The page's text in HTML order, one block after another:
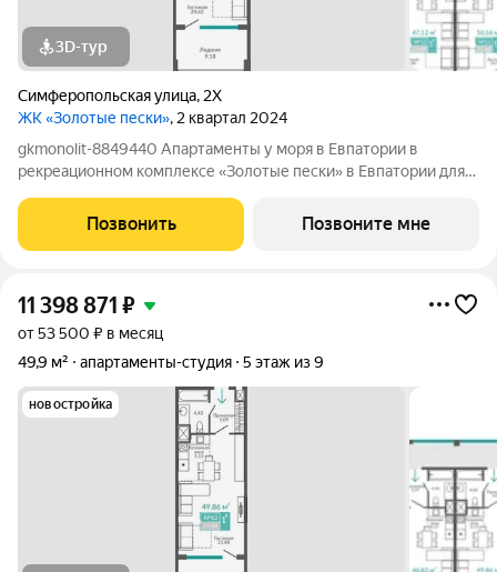
3D-тур
Симферопольская улица, 2Х
ЖК «Золотые пески», 2 квартал 2024
gkmonolit-8849440 Апартаменты у моря в Евпатории в
рекреационном комплексе «Золотые пески» в Евпатории для
ОГРАНИЧЕНО! Ввод в эксплуатацию - II кв. 2027 О
КОМПЛЕКСЕ. Комплекс апартаментов «Золотые пески» -
Позвонить Позвоните мне
11 398 871 ₽
от 53 500 ₽ в месяц
49,9 м²
апартаменты-студия 5 этаж из 9
новостройка